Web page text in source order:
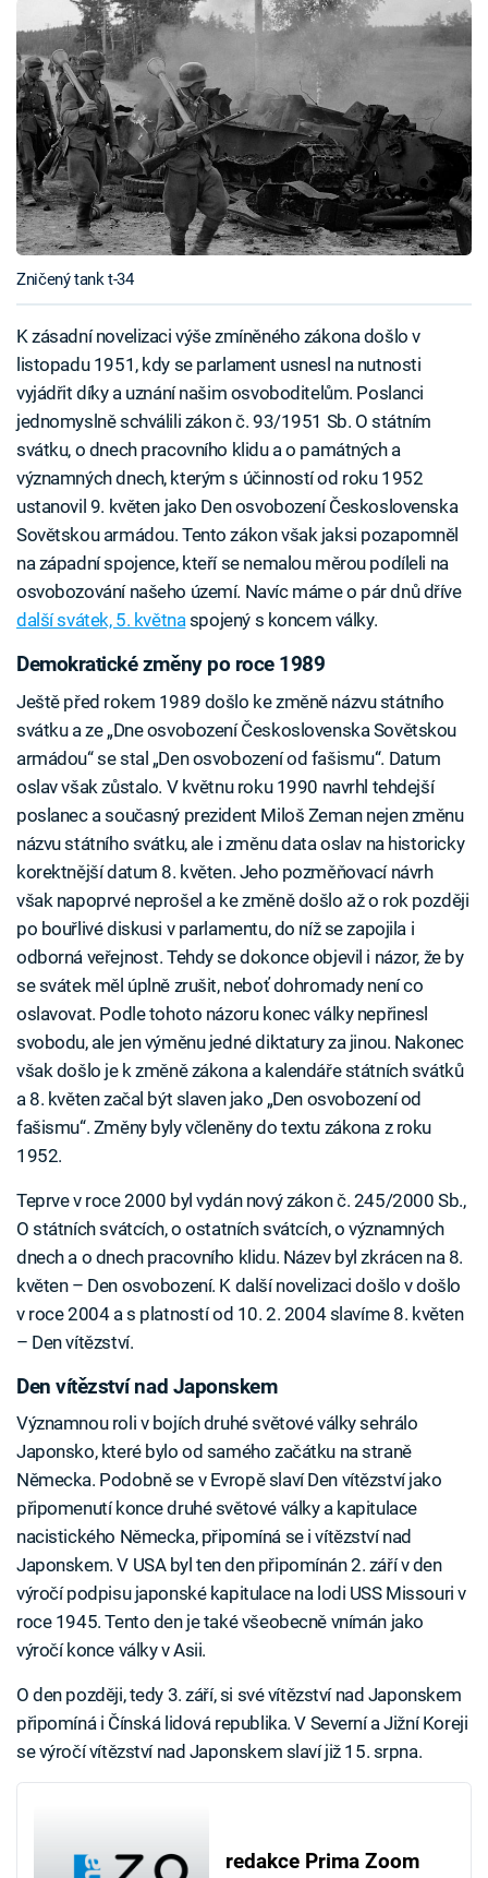
Zničený tank t-34
K zásadní novelizaci výše zmíněného zákona došlo v
listopadu 1951, kdy se parlament usnesl na nutnosti
vyjádřit díky a uznání našim osvoboditelům. Poslanci
jednomyslně schválili zákon č. 93/1951 Sb. O státním
svátku, o dnech pracovního klidu a o památných a
významných dnech, kterým s účinností od roku 1952
ustanovil 9. květen jako Den osvobození Československa
Sovětskou armádou. Tento zákon však jaksi pozapomněl
na západní spojence, kteří se nemalou měrou podíleli na
osvobozování našeho území. Navíc máme o pár dnů dříve
další svátek, 5. květnaspojený s koncem války.
Demokratické změny po roce 1989
Ještě před rokem 1989 došlo ke změně názvu státního
svátku a ze „Dne osvobození Československa Sovětskou
armádou“ se stal „Den osvobození od fašismu“. Datum
oslav však zůstalo. V květnu roku 1990 navrhl tehdejší
poslanec a současný prezident Miloš Zeman nejen změnu
názvu státního svátku, ale i změnu data oslav na historicky
korektnější datum 8. květen. Jeho pozměňovací návrh
však napoprvé neprošel a ke změně došlo až o rok později
po bouřlivé diskusi v parlamentu, do níž se zapojila i
odborná veřejnost. Tehdy se dokonce objevil i názor, že by
se svátek měl úplně zrušit, neboť dohromady není co
oslavovat. Podle tohoto názoru konec války nepřinesl
svobodu, ale jen výměnu jedné diktatury za jinou. Nakonec
však došlo je k změně zákona a kalendáře státních svátků
a 8. květen začal být slaven jako „Den osvobození od
fašismu“. Změny byly včleněny do textu zákona z roku
1952.
Teprve v roce 2000 byl vydán nový zákon č. 245/2000 Sb.,
O státních svátcích, o ostatních svátcích, o významných
dnech a o dnech pracovního klidu. Název byl zkrácen na 8.
květen – Den osvobození. K další novelizaci došlo v došlo
v roce 2004 a s platností od 10. 2. 2004 slavíme 8. květen
– Den vítězství.
Den vítězství nad Japonskem
Významnou roli v bojích druhé světové války sehrálo
Japonsko, které bylo od samého začátku na straně
Německa. Podobně se v Evropě slaví Den vítězství jako
připomenutí konce druhé světové války a kapitulace
nacistického Německa, připomíná se i vítězství nad
Japonskem. V USA byl ten den připomínán 2. září v den
výročí podpisu japonské kapitulace na lodi USS Missouri v
roce 1945. Tento den je také všeobecně vnímán jako
výročí konce války v Asii.
O den později, tedy 3. září, si své vítězství nad Japonskem
připomíná i Čínská lidová republika. V Severní a Jižní Koreji
se výročí vítězství nad Japonskem slaví již 15. srpna.
redakce Prima Zoom